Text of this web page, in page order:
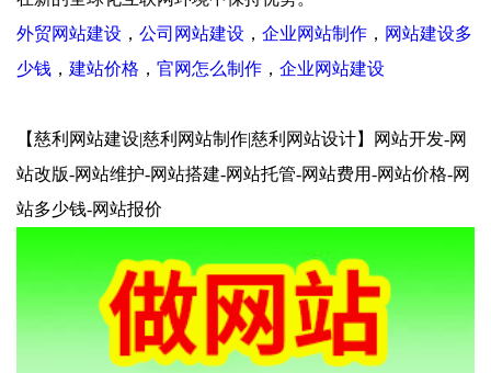
外贸网站建设 ， 公司网站建设 ， 企业网站制作 ， 网站建设多
少钱 ， 建站价格 ， 官网怎么制作 ， 企业网站建设
【慈利网站建设|慈利网站制作|慈利网站设计】网站开发-网
站改版-网站维护-网站搭建-网站托管-网站费用-网站价格-网
站多少钱-网站报价